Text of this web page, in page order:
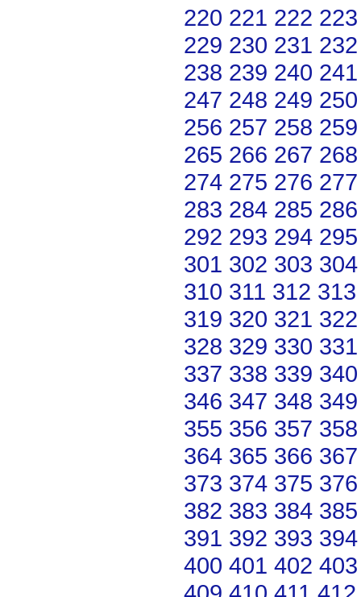
220 221 222 223
229 230 231 232
238 239 240 241
247 248 249 250
256 257 258 259
265 266 267 268
274 275 276 277
283 284 285 286
292 293 294 295
301 302 303 304
310 311 312 313
319 320 321 322
328 329 330 331
337 338 339 340
346 347 348 349
355 356 357 358
364 365 366 367
373 374 375 376
382 383 384 385
391 392 393 394
400 401 402 403